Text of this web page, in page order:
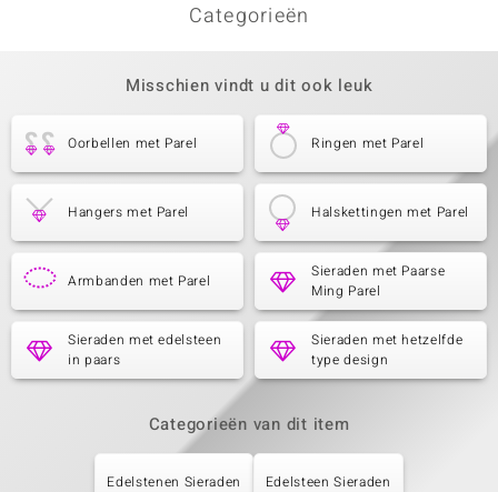
Categorieën
Misschien vindt u dit ook leuk
Oorbellen met Parel Ringen met Parel
Hangers met Parel Halskettingen met Parel
Armbanden met Parel
Sieraden met Paarse
Ming Parel
Sieraden met edelsteen
in paars
Sieraden met hetzelfde
type design
Categorieën van dit item
Edelstenen Sieraden Edelsteen Sieraden